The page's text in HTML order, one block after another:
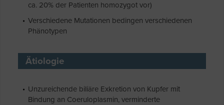
ca. 20% der Patienten homozygot vor)
Verschiedene Mutationen bedingen verschiedenen
Phänotypen
Ätiologie
Unzureichende biliäre Exkretion von Kupfer mit
Bindung an Coeruloplasmin, verminderte